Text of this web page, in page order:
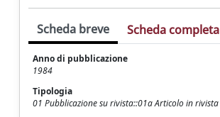
Scheda breve Scheda completa
Anno di pubblicazione
1984
Tipologia
01 Pubblicazione su rivista::01a Articolo in rivista